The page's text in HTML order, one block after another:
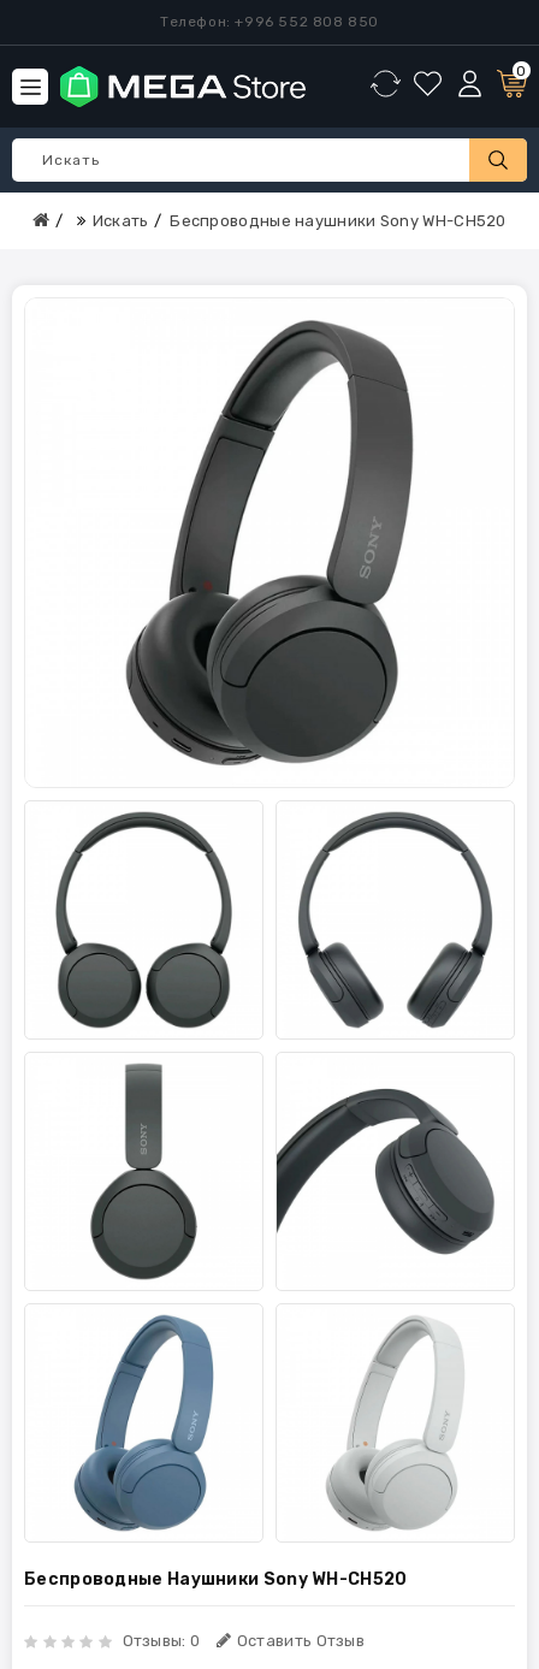
Телефон: +996 552 808 850
0
Искать Беспроводные наушники Sony WH-CH520
Беспроводные Наушники Sony WH-CH520
Отзывы: 0 Оставить Отзыв